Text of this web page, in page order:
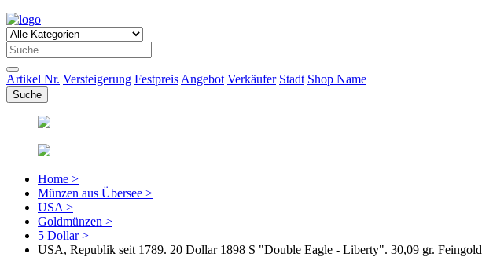
Artikel Nr. Versteigerung Festpreis Angebot Verkäufer Stadt Shop Name
Home >
Münzen aus Übersee >
USA >
Goldmünzen >
5 Dollar >
USA, Republik seit 1789. 20 Dollar 1898 S "Double Eagle - Liberty". 30,09 gr. Feingold